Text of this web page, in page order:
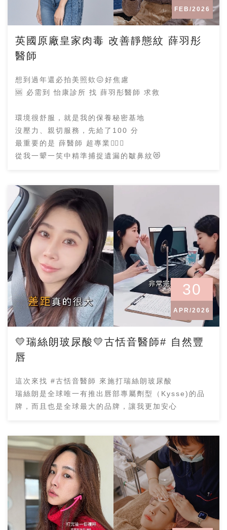
FEB/2026
英國原廠皇家肉毒 改善靜態紋 薛羽彤
醫師
想到過年還必拍美照欸😖好焦慮
🆘 必需到 怡康診所 找 薛羽彤醫師 求救
環境很舒服，就是我的保養秘密基地
沒壓力、親切服務，先給了100 分
最重要的是 薛醫師 超專業👍🏻💯
從我一顰一笑中精準捕捉遺漏的皺鼻紋😻
30
APR/2026
💛瑞絲朗玻尿酸💛古恬音醫師# 自然豐
唇
這次來找 #古恬音醫師 來施打瑞絲朗玻尿酸
瑞絲朗是全球唯一有推出唇部專屬劑型（Kysse)的品
牌，而且也是全球最大的品牌，讓我更加安心